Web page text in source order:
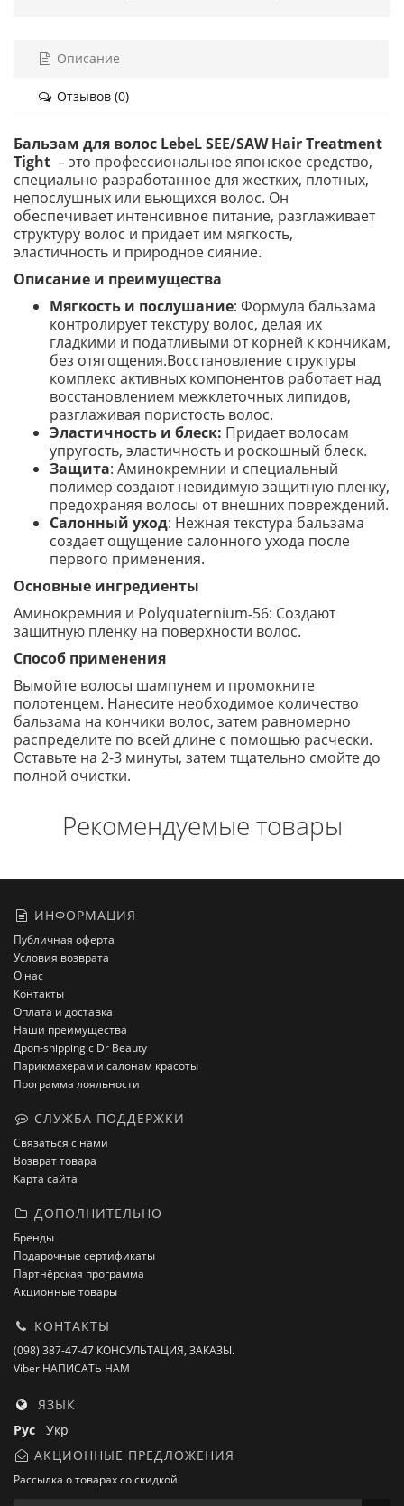
Описание
Отзывов (0)
Бальзам для волос LebeL SEE/SAW Hair Treatment
Tight – это профессиональное японское средство,
специально разработанное для жестких, плотных,
непослушных или вьющихся волос. Он
обеспечивает интенсивное питание, разглаживает
структуру волос и придает им мягкость,
эластичность и природное сияние.
Описание и преимущества
Мягкость и послушание: Формула бальзама
контролирует текстуру волос, делая их
гладкими и податливыми от корней к кончикам,
без отягощения.Восстановление структуры
комплекс активных компонентов работает над
восстановлением межклеточных липидов,
разглаживая пористость волос.
Эластичность и блеск: Придает волосам
упругость, эластичность и роскошный блеск.
Защита: Аминокремнии и специальный
полимер создают невидимую защитную пленку,
предохраняя волосы от внешних повреждений.
Салонный уход: Нежная текстура бальзама
создает ощущение салонного ухода после
первого применения.
Основные ингредиенты
Аминокремния и Polyquaternium‑56: Создают
защитную пленку на поверхности волос.
Способ применения
Вымойте волосы шампунем и промокните
полотенцем. Нанесите необходимое количество
бальзама на кончики волос, затем равномерно
распределите по всей длине с помощью расчески.
Оставьте на 2-3 минуты, затем тщательно смойте до
полной очистки.
Рекомендуемые товары
ИНФОРМАЦИЯ
Публичная оферта
Условия возврата
О нас
Контакты
Оплата и доставка
Наши преимущества
Дроп-shipping с Dr Beauty
Парикмахерам и салонам красоты
Программа лояльности
СЛУЖБА ПОДДЕРЖКИ
Связаться с нами
Возврат товара
Карта сайта
ДОПОЛНИТЕЛЬНО
Бренды
Подарочные сертификаты
Партнёрская программа
Акционные товары
КОНТАКТЫ
(098) 387-47-47 КОНСУЛЬТАЦИЯ, ЗАКАЗЫ.
Viber НАПИСАТЬ НАМ
ЯЗЫК
Рус Укр
АКЦИОННЫЕ ПРЕДЛОЖЕНИЯ
Рассылка о товарах со скидкой